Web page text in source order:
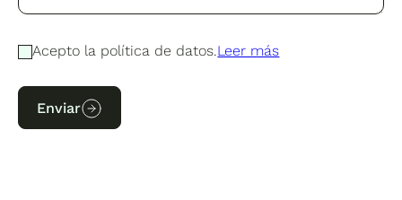
Acepto la política de datos.Leer más
Enviar